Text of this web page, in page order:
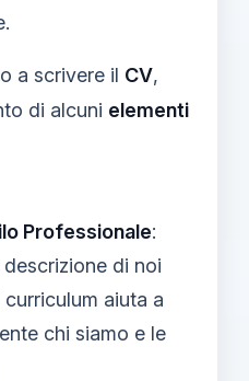
a scrivere il CV,
di alcuni elementi
Professionale:
di noi
aiuta a
chi siamo e le